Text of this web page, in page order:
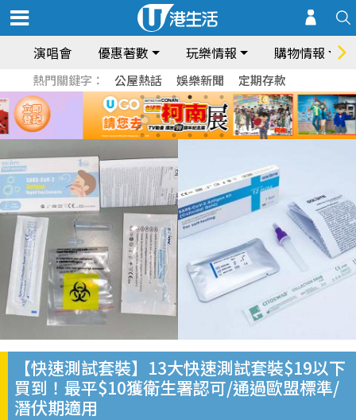
演唱會 優惠著數 玩樂情報 購物情報
熱門關鍵字： 公屋熱話 娛樂新聞 定期存款
【快速測試套裝】13大快速測試套裝$19以下
買到！最平$10獲衛生署認可/通過歐盟標準/
潛伏期適用